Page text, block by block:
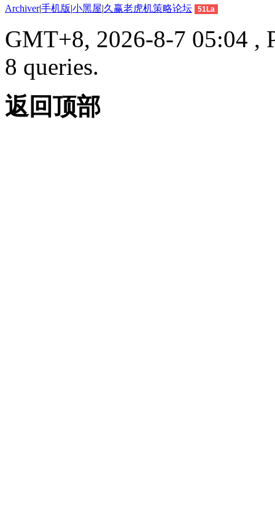
Archiver|手机版|小黑屋|久赢老虎机策略论坛 51La
GMT+8, 2026-8-7 05:04 ,
8 queries.
返回顶部